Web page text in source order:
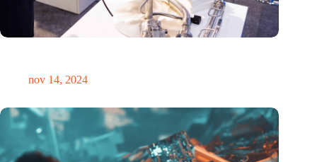
nov 14, 2024